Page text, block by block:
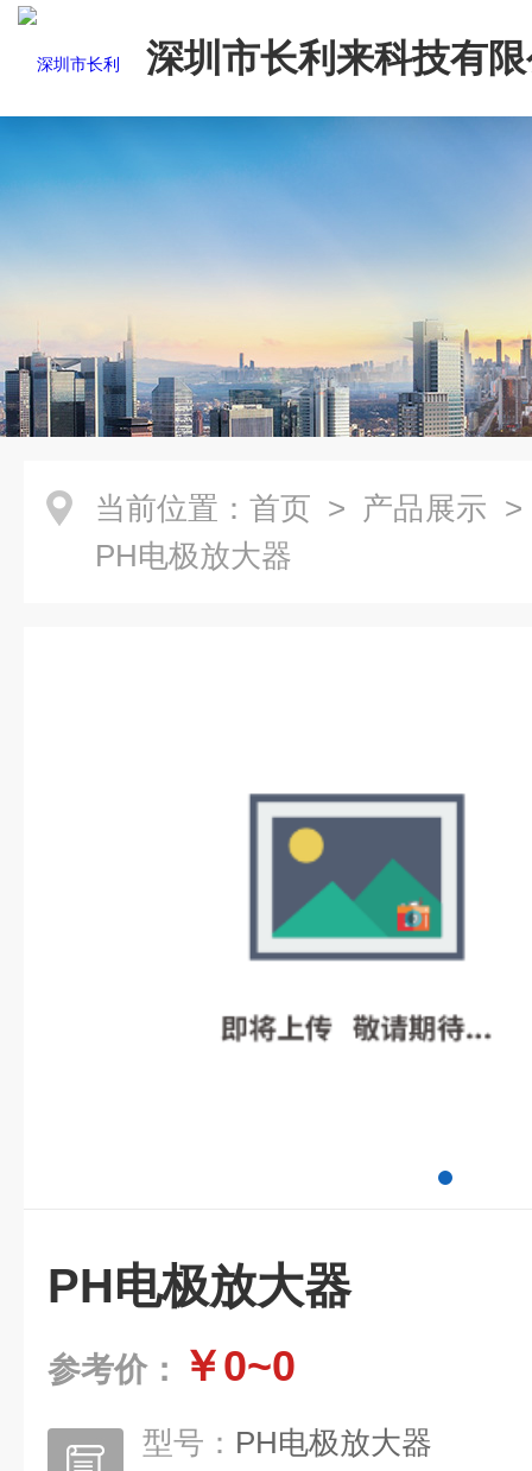
深圳市长利来科技有
当前位置： 首页 > 产品展示
PH电极放大器
PH电极放大器
参考价： ￥0~0
型号： PH电极放大器